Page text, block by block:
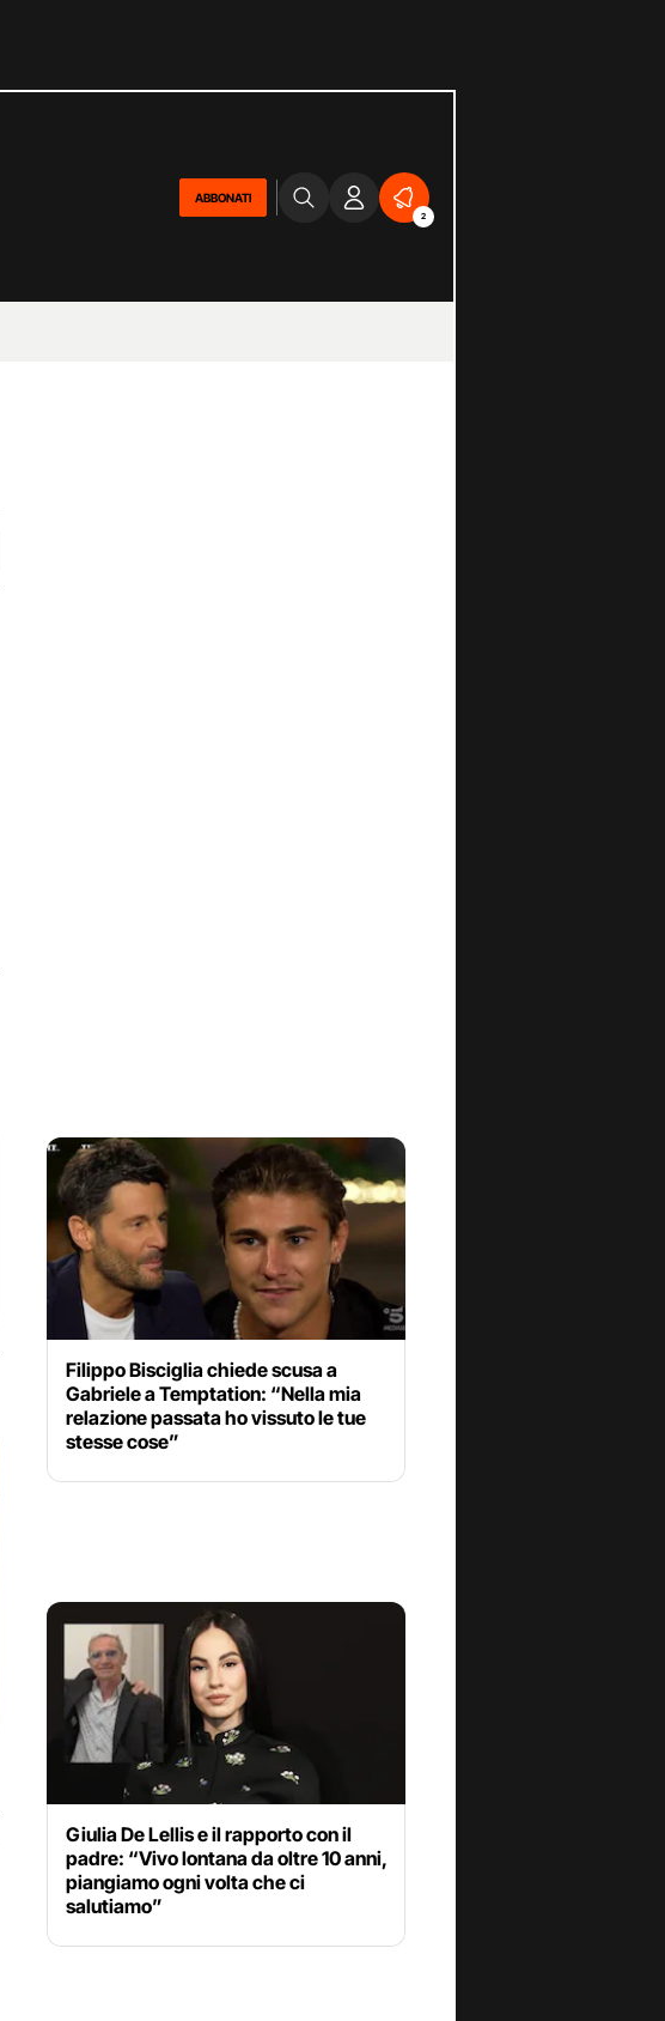
ABBONATI
2
Filippo Bisciglia chiede scusa a
Gabriele a Temptation: “Nella mia
relazione passata ho vissuto le tue
stesse cose”
Giulia De Lellis e il rapporto con il
padre: “Vivo lontana da oltre 10 anni,
piangiamo ogni volta che ci
salutiamo”